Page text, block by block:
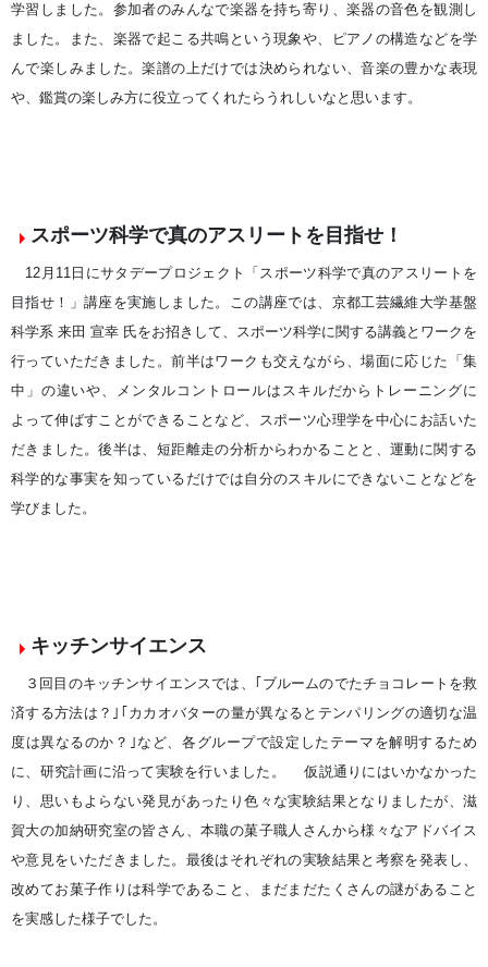
学習しました。参加者のみんなで楽器を持ち寄り、楽器の音色を観測し
ました。また、楽器で起こる共鳴という現象や、ピアノの構造などを学
んで楽しみました。楽譜の上だけでは決められない、音楽の豊かな表現
や、鑑賞の楽しみ方に役立ってくれたらうれしいなと思います。
スポーツ科学で真のアスリートを目指せ！
12月11日にサタデープロジェクト「スポーツ科学で真のアスリートを
目指せ！」講座を実施しました。この講座では、京都工芸繊維大学基盤
科学系 来田 宣幸 氏をお招きして、スポーツ科学に関する講義とワークを
行っていただきました。前半はワークも交えながら、場面に応じた「集
中」の違いや、メンタルコントロールはスキルだからトレーニングに
よって伸ばすことができることなど、スポーツ心理学を中心にお話いた
だきました。後半は、短距離走の分析からわかることと、運動に関する
科学的な事実を知っているだけでは自分のスキルにできないことなどを
学びました。
キッチンサイエンス
３回目のキッチンサイエンスでは、｢ブルームのでたチョコレートを救
済する方法は？｣｢カカオバターの量が異なるとテンパリングの適切な温
度は異なるのか？｣など、各グループで設定したテーマを解明するため
に、研究計画に沿って実験を行いました。 仮説通りにはいかなかった
り、思いもよらない発見があったり色々な実験結果となりましたが、滋
賀大の加納研究室の皆さん、本職の菓子職人さんから様々なアドバイス
や意見をいただきました。最後はそれぞれの実験結果と考察を発表し、
改めてお菓子作りは科学であること、まだまだたくさんの謎があること
を実感した様子でした。